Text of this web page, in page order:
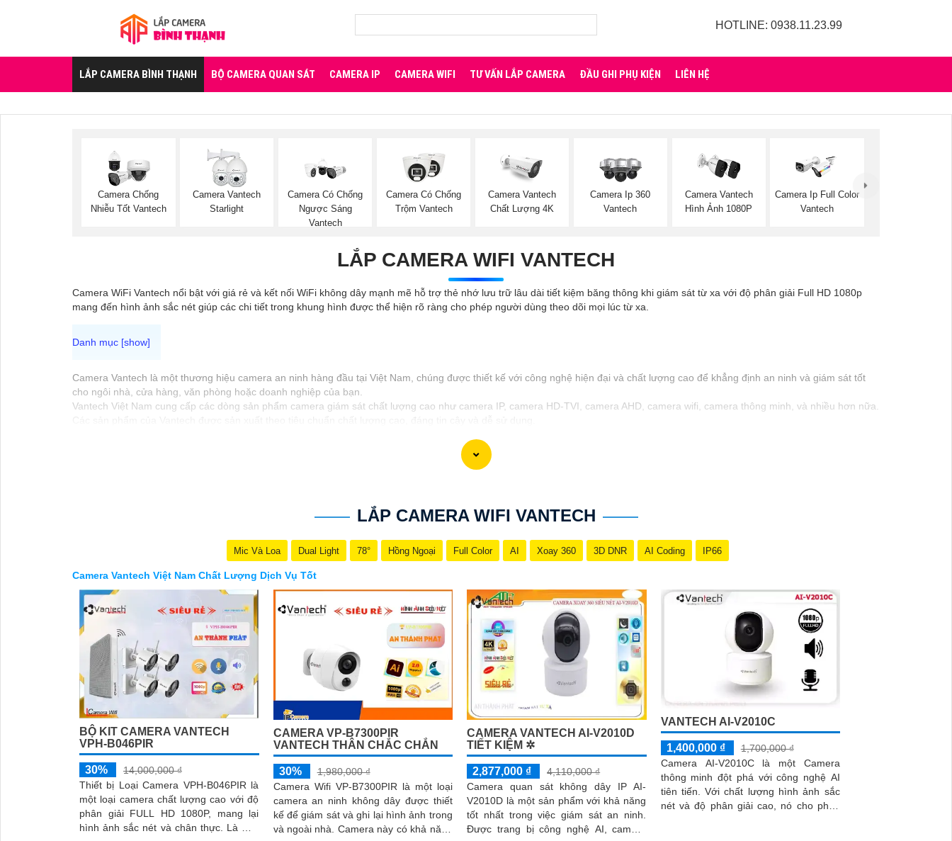
HOTLINE: 0938.11.23.99
LẮP CAMERA BÌNH THẠNH BỘ CAMERA QUAN SÁT CAMERA IP CAMERA WIFI TƯ VẤN LẮP CAMERA ĐẦU GHI PHỤ KIỆN LIÊN HỆ
Camera Chống
Nhiễu Tốt Vantech
Camera Vantech
Starlight
Camera Có Chống
Ngược Sáng
Vantech
Camera Có Chống
Trộm Vantech
Camera Vantech
Chất Lượng 4K
Camera Ip 360
Vantech
Camera Vantech
Hình Ảnh 1080P
Camera Ip Full Color
Vantech
LẮP CAMERA WIFI VANTECH
Camera WiFi Vantech nổi bật với giá rẻ và kết nối WiFi không dây mạnh mẽ hỗ trợ thẻ nhớ lưu trữ lâu dài tiết kiệm băng thông khi giám sát từ xa với độ phân giải Full HD 1080p
mang đến hình ảnh sắc nét giúp các chi tiết trong khung hình được thể hiện rõ ràng cho phép người dùng theo dõi mọi lúc từ xa.
Camera Vantech là một thương hiệu camera an ninh hàng đầu tại Việt Nam, chúng được thiết kế với công nghệ hiện đại và chất lượng cao để khẳng định an ninh và giám sát tốt
cho ngôi nhà, cửa hàng, văn phòng hoặc doanh nghiệp của bạn.
Vantech Việt Nam cung cấp các dòng sản phẩm camera giám sát chất lượng cao như camera IP, camera HD-TVI, camera AHD, camera wifi, camera thông minh, và nhiều hơn nữa.
Nếu bạn đang tìm kiếm một giải pháp giám sát an ninh tốt cho ngôi nhà hoặc doanh nghiệp của mình, Camera Vantech Việt Nam là một lựa chọn hàng đầu mà bạn có thể tin
LẮP CAMERA WIFI VANTECH
Mic Và Loa Dual Light 78° Hồng Ngoại Full Color AI Xoay 360 3D DNR AI Coding IP66
Camera Vantech Việt Nam Chất Lượng Dịch Vụ Tốt
BỘ KIT CAMERA VANTECH
VPH-B046PIR
30%
14,000,000 ₫
Thiết bị Loại Camera VPH-B046PIR là
một loại camera chất lượng cao với độ
phân giải FULL HD 1080P, mang lại
hình ảnh sắc nét và chân thực. Là một
CAMERA VP-B7300PIR
VANTECH THÂN CHẮC CHẮN
30%
1,980,000 ₫
Camera Wifi VP-B7300PIR là một loại
camera an ninh không dây được thiết
kế để giám sát và ghi lại hình ảnh trong
và ngoài nhà. Camera này có khả năng
CAMERA VANTECH AI-V2010D
TIẾT KIỆM ✲
2,877,000 ₫
4,110,000 ₫
Camera quan sát không dây IP AI-
V2010D là một sản phẩm với khả năng
tốt nhất trong việc giám sát an ninh.
Được trang bị công nghệ AI, camera
VANTECH AI-V2010C
1,400,000 ₫
1,700,000 ₫
Camera AI-V2010C là một Camera
thông minh đột phá với công nghệ AI
tiên tiến. Với chất lượng hình ảnh sắc
nét và độ phân giải cao, nó cho phép